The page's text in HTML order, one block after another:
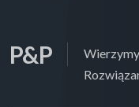
P&P